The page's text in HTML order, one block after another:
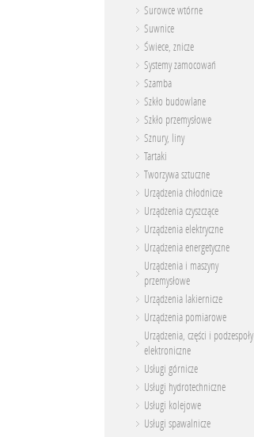
Surowce wtórne
Suwnice
Świece, znicze
Systemy zamocowań
Szamba
Szkło budowlane
Szkło przemysłowe
Sznury, liny
Tartaki
Tworzywa sztuczne
Urządzenia chłodnicze
Urządzenia czyszczące
Urządzenia elektryczne
Urządzenia energetyczne
Urządzenia i maszyny
przemysłowe
Urządzenia lakiernicze
Urządzenia pomiarowe
Urządzenia, części i podzespoły
elektroniczne
Usługi górnicze
Usługi hydrotechniczne
Usługi kolejowe
Usługi spawalnicze